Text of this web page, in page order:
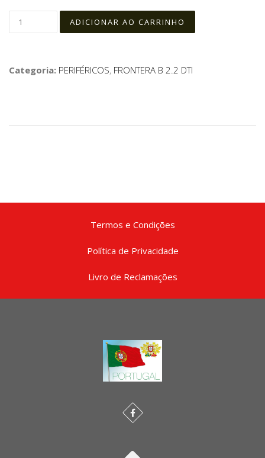
Categoria: PERIFÉRICOS, FRONTERA B 2.2 DTI
Termos e Condições
Política de Privacidade
Livro de Reclamações